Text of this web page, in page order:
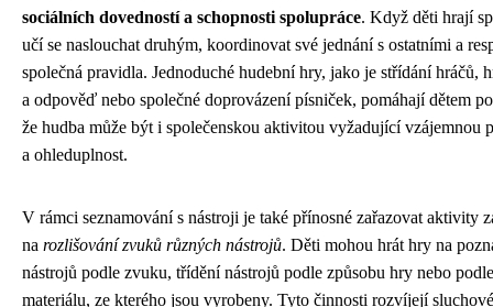
sociálních dovedností a schopnosti spolupráce. Když děti hrají
učí se naslouchat druhým, koordinovat své jednání s ostatními a
společná pravidla. Jednoduché hudební hry, jako je střídání hráčů,
a odpověď nebo společné doprovázení písniček, pomáhají dětem
že hudba může být i společenskou aktivitou vyžadující vzájemnou
a ohleduplnost.
V rámci seznamování s nástroji je také přínosné zařazovat aktivity
na rozlišování zvuků různých nástrojů. Děti mohou hrát hry na
nástrojů podle zvuku, třídění nástrojů podle způsobu hry nebo podle
materiálu, ze kterého jsou vyrobeny. Tyto činnosti rozvíjejí